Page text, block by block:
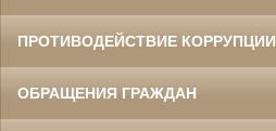
ПРОТИВОДЕЙСТВИЕ КОРРУПЦИИ
ОБРАЩЕНИЯ ГРАЖДАН